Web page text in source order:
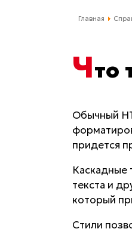
Главная
Что
Обычный
придется
Каскадные
текста и
который
Стили